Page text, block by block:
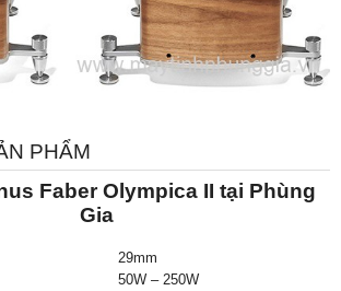
PHẨM
Faber Olympica II tại Phùng
Gia
29mm
50W – 250W